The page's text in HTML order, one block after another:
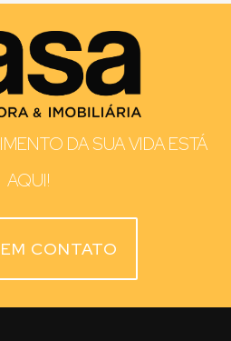
DA SUA VIDA ESTÁ
AQUI!
CONTATO